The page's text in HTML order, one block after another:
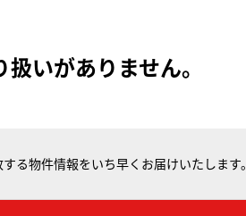
いがありません。
る物件情報をいち早くお届けいたします。